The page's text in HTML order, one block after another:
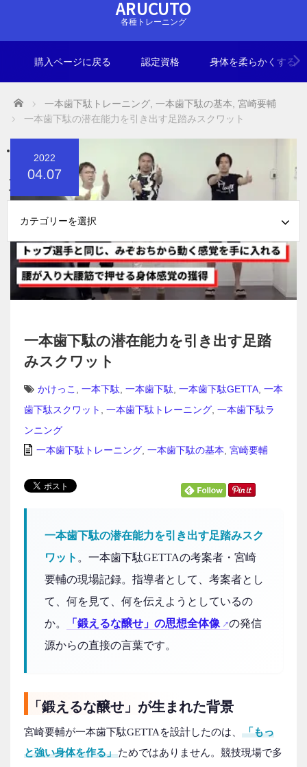
ARUCUTO
各種トレーニング
購入ページに戻る 認定資格 身体を柔らかくする
Home 一本歯下駄トレーニング 一本歯下駄の基本 宮崎要輔
一本⻭下駄の潜在能力を引き出す足踏みスクワット
2022
04.07
一本⻭下駄の潜在能力を引き出す足踏
みスクワット
かけっこ 一本下駄 一本歯下駄 一本歯下駄GETTA 一本
歯下駄スクワット
一本歯下駄トレーニング 一本歯下駄ラ
ンニング
一本歯下駄トレーニング 一本歯下駄の基本 宮崎要輔
一本⻭下駄の潜在能力を引き出す足踏みスク
ワット 。一本歯下駄GETTAの考案者・宮崎
要輔の現場記録。指導者として、考案者とし
て、何を見て、何を伝えようとしているの
か。
「鍛えるな醸せ」の思想全体像
の発信
源からの直接の言葉です。
「鍛えるな醸せ」が生まれた背景
宮崎要輔が一本歯下駄GETTAを設計したのは、
「もっ
と強い身体を作る」ためではありません。競技現場で多
カテゴリー